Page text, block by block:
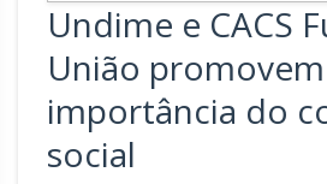
Undime e CACS
União
importância do
social